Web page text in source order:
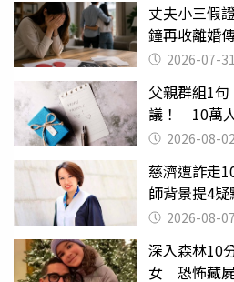
丈夫小三假
鐘再收離婚
還扯2026-07-31
父親群組1
議！ 10萬
父親節
2026-08-02
慈濟遭詐走
師背景提4疑
2026-08-07
深入森林10
女 恐怖藏